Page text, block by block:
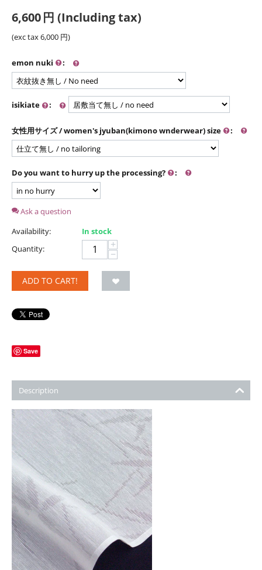
6,600円 (Including tax)
(exc tax6,000 円)
emon nuki :
isikiate :
女性用サイズ / women's jyuban(kimono wnderwear) size :
Do you want to hurry up the processing? :
Ask a question
Availability:
In stock
Quantity:
+
−
ADD TO CART!
Save
Description